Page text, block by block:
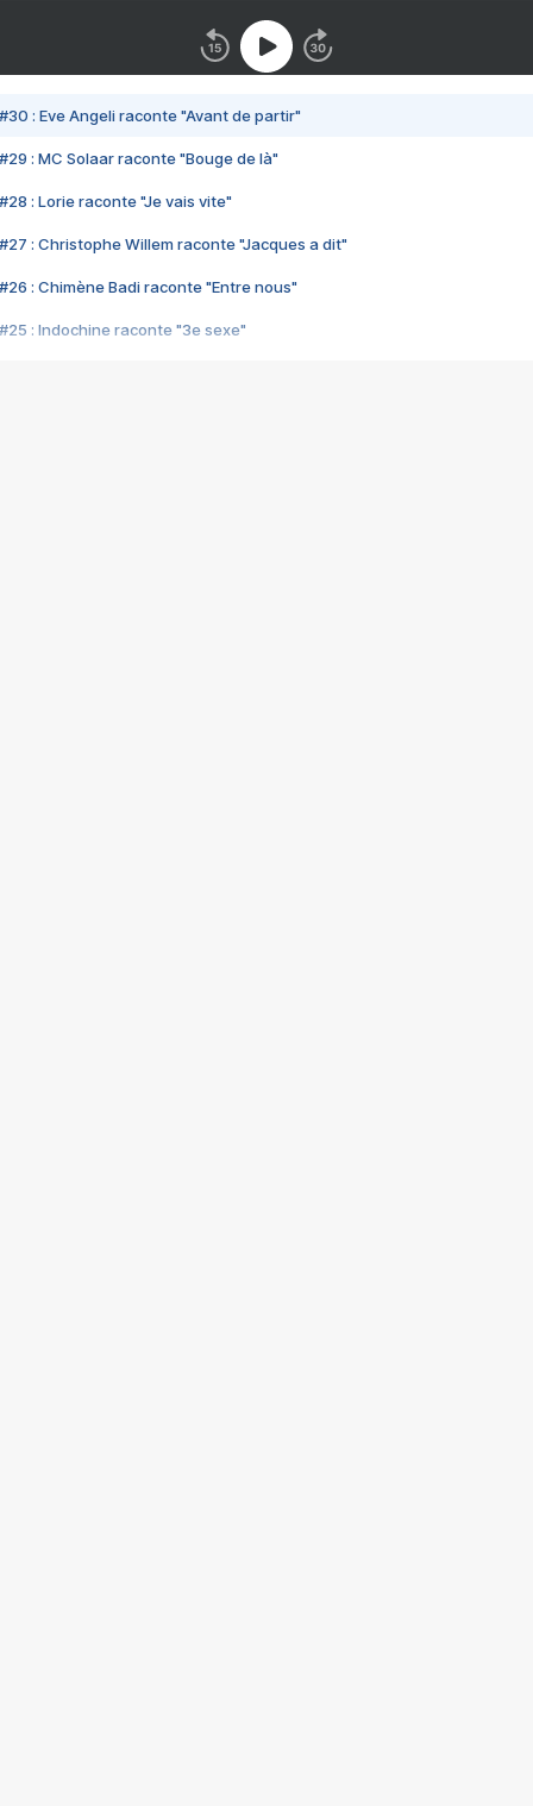
#30 : Eve Angeli raconte "Avant de partir"
#29 : MC Solaar raconte "Bouge de là"
#28 : Lorie raconte "Je vais vite"
#27 : Christophe Willem raconte "Jacques a dit"
#26 : Chimène Badi raconte "Entre nous"
#25 : Indochine raconte "3e sexe"